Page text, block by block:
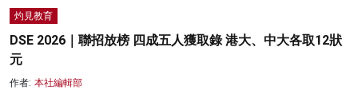
灼見教育
DSE 2026｜聯招放榜 四成五人獲取錄 港大、中大各取12狀
元
作者: 本社編輯部